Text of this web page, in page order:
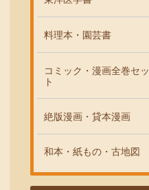
料理本・園芸書
コミック・漫画全巻セッ
ト
絶版漫画・貸本漫画
和本・紙もの・古地図